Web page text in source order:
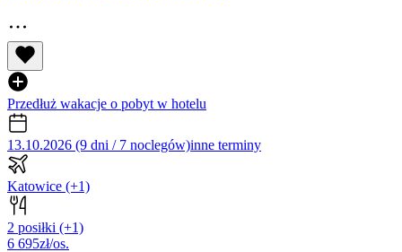
Przedłuż wakacje o pobyt w hotelu
13.10.2026 (9 dni / 7 noclegów)inne terminy
Katowice (+1)
2 posiłki (+1)
6 695zł/os.